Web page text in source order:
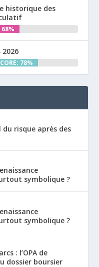
historique des
68%
78%
risque après des
symbolique ?
symbolique ?
: l’OPA de
dossier boursier